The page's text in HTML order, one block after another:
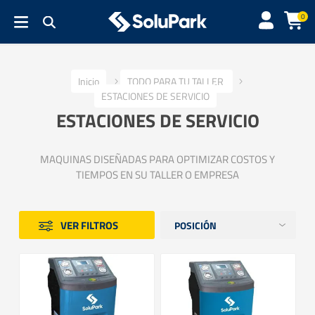
0
Inicio
TODO PARA TU TALLER
ESTACIONES DE SERVICIO
ESTACIONES DE SERVICIO
MAQUINAS DISEÑADAS PARA OPTIMIZAR COSTOS Y
TIEMPOS EN SU TALLER O EMPRESA
VER FILTROS